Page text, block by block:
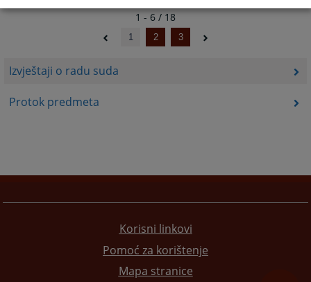
Izvještaji o radu suda
Protok predmeta
1 - 6 / 18
1 2 3
Korisni linkovi
Pomoć za korištenje
Mapa stranice